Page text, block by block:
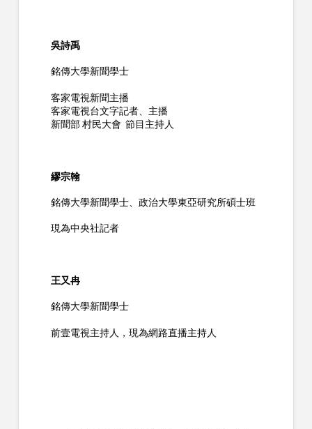
吳詩禹
銘傳大學新聞學士
客家電視新聞主播
客家電視台文字記者、主播
新聞部 村民大會 節目主持人
繆宗翰
銘傳大學新聞學士、政治大學東亞研究所碩士班
現為中央社記者
王又冉
銘傳大學新聞學士
前壹電視主持人，現為網路直播主持人